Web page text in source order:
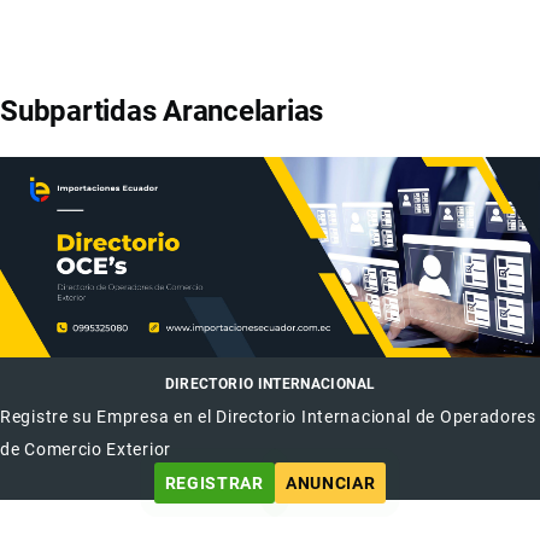
Subpartidas Arancelarias
DIRECTORIO INTERNACIONAL
Registre su Empresa en el Directorio Internacional de Operadores
de Comercio Exterior
REGISTRAR
ANUNCIAR